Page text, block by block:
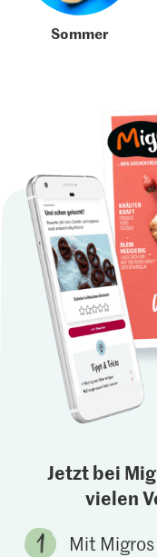
Sommer
Jetzt bei
vielen
Mit